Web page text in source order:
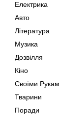
Електрика
Авто
Література
Музика
Дозвілля
Кіно
Своїми
Тварини
Поради